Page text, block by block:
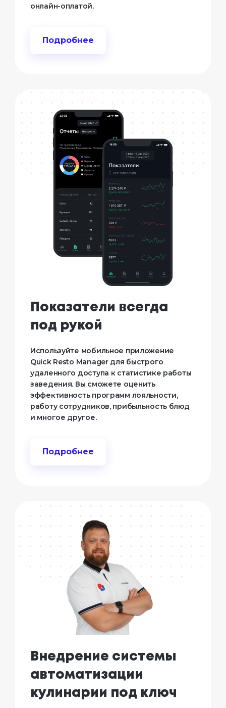
онлайн-оплатой.
Подробнее
Показатели всегда
под рукой
Используйте мобильное приложение
Quick Resto Manager для быстрого
удаленного доступа к статистике работы
заведения. Вы сможете оценить
эффективность программ лояльности,
работу сотрудников, прибыльность блюд
и многое другое.
Подробнее
Внедрение системы
автоматизации
кулинарии под ключ